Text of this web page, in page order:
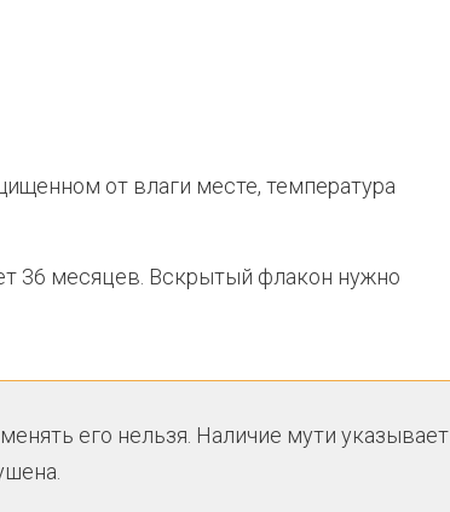
от влаги месте, температура
36 месяцев. Вскрытый флакон нужно
его нельзя. Наличие мути указывает